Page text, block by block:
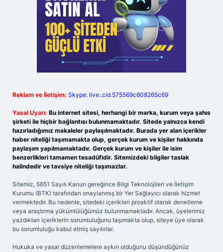
Reklam ve İletişim: Skype: live:.cid.575569c608265c69
Yasal Uyarı: Bu internet sitesi, herhangi bir marka, kurum veya şahıs
şirketi ile hiçbir bağlantısı bulunmamaktadır. Sitede yalnızca kendi
hazırladığımız makaleler paylaşılmaktadır. Burada yer alan içerikler
haber niteliği taşımamakta olup, gerçek kurum ve kişiler hakkında
paylaşım yapılmamaktadır. Gerçek kurum ve kişiler ile isim
benzerlikleri tamamen tesadüfidir. Sitemizdeki bilgiler taslak
halindedir ve tavsiye niteliği taşımazlar.
Sitemiz, 5651 Sayılı Kanun gereğince Bilgi Teknolojileri ve İletişim
Kurumu (BTK) tarafından onaylanmış bir Yer Sağlayıcı olarak hizmet
vermektedir. Bu nedenle, sitedeki içerikleri proaktif olarak denetleme
veya araştırma yükümlülüğümüz bulunmamaktadır. Ancak, üyelerimiz
yazdıkları içeriklerin sorumluluğunu taşımakta olup, siteye üye olarak
bu sorumluluğu kabul etmiş sayılırlar.
Hukuka ve yasal düzenlemelere aykırı olduğunu düşündüğünüz